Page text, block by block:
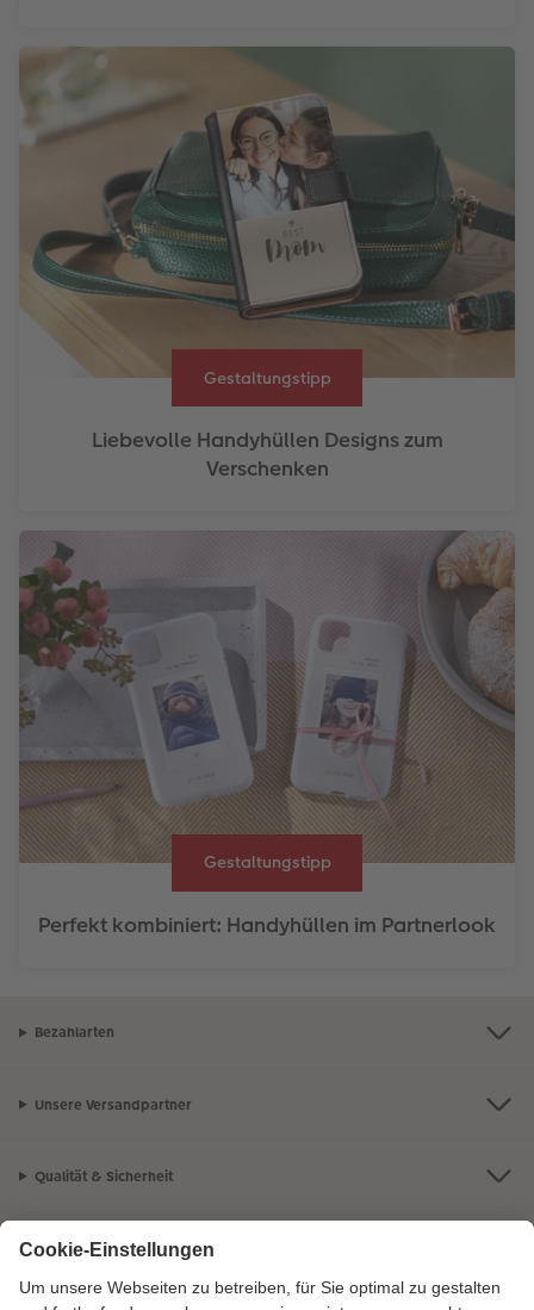
Gestaltungstipp
Liebevolle Handyhüllen Designs zum
Verschenken
Gestaltungstipp
Perfekt kombiniert: Handyhüllen im Partnerlook
Bezahlarten
Unsere Versandpartner
Qualität & Sicherheit
Zertifizierungen & Initiativen